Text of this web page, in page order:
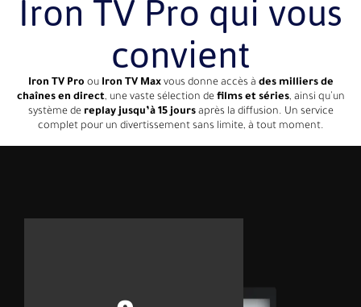
convient
Iron TV Pro ou Iron TV Maxvous donne accès à des milliers de
chaînes en direct, une vaste sélection de films et séries, ainsi qu’un
système de replay jusqu’à 15 joursaprès la diffusion. Un service
complet pour un divertissement sans limite, à tout moment.